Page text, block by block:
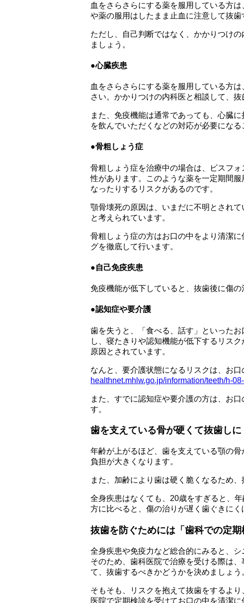
血をさらさらにする薬を服用している方
や薬の服用はしたまま止血に注意して抜歯
ただし、自己判断ではなく、かかりつけ
ましょう。
●心臓疾患
血をさらさらにする薬を服用している方
さい。かかりつけの内科医と相談して、抜
また、免疫機能は通常であっても、心臓
を飲んでいただくなどの対応が必要になる
●骨粗しょう症
骨粗しょう症を治療中の場合は、ビスフ
性があります。このような薬を一定期間
なったりするリスクがあるのです。
顎骨壊死の原因は、いまだに不明とされ
と考えられています。
骨粗しょう症の方はお口の中をより清潔
グを徹底して行います。
●自己免疫疾患
免疫機能が低下していると、抜歯後に傷
●認知症や要介護
歯を失うと、「食べる、話す」といった
し、寝たきりや認知機能が低下するリス
原因とされています。
なんと、要介護状態になるリスクは、お
healthnet.mhlw.go.jp/information/teeth/h-
また、すでに認知症や要介護の方は、お
す。
歯を支えている骨が硬くて抜歯しに
年齢が上がるほど、歯を支えている顎の
負担が大きくなります。
また、加齢により歯は硬く脆くなるため
全身疾患はなくても、20歳をすぎると、
方に比べると、傷の治りが遅く歯ぐきに
抜歯を防ぐためには「歯科での定
全身疾患や免疫力など総合的にみると、
そのため、歯科医院で治療を受ける際は
て、抜歯するべきかどうかを決めましょう
そもそも、リスクを抱えて抜歯をするよ
医院で定期検診を受けてお口の中を清潔に